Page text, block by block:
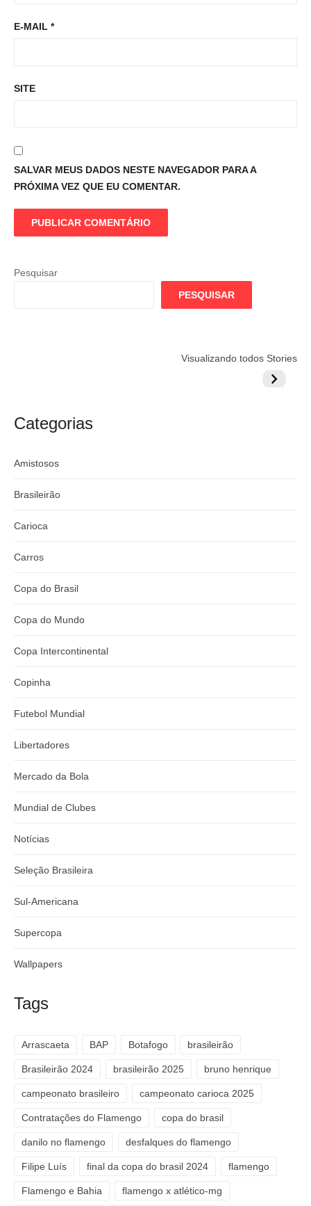
E-MAIL *
SITE
SALVAR MEUS DADOS NESTE NAVEGADOR PARA A
PRÓXIMA VEZ QUE EU COMENTAR.
Pesquisar
PESQUISAR
Visualizando todos Stories
argentino
Globo quer
Lesão
do
Categorias
Amistosos
Brasileirão
Carioca
Carros
Copa do Brasil
Copa do Mundo
Copa Intercontinental
Copinha
Futebol Mundial
Libertadores
Mercado da Bola
Mundial de Clubes
Notícias
Seleção Brasileira
Sul-Americana
Supercopa
Wallpapers
Tags
Arrascaeta BAP Botafogo brasileirão
Brasileirão 2024 brasileirão 2025 bruno henrique
campeonato brasileiro campeonato carioca 2025
Contratações do Flamengo copa do brasil
danilo no flamengo desfalques do flamengo
Filipe Luís final da copa do brasil 2024 flamengo
Flamengo e Bahia flamengo x atlético-mg